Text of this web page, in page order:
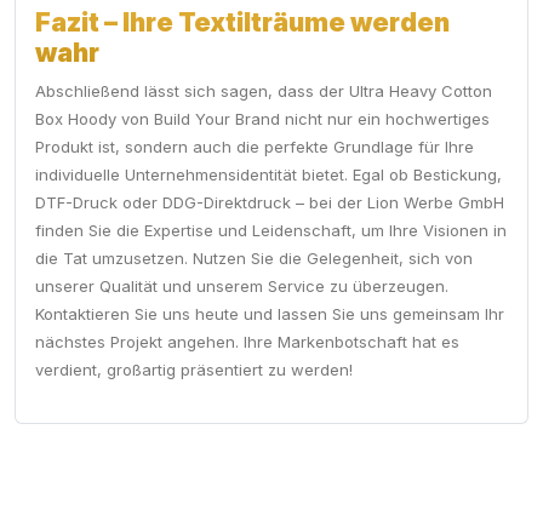
Fazit – Ihre Textilträume werden
wahr
Abschließend lässt sich sagen, dass der Ultra Heavy Cotton
Box Hoody von Build Your Brand nicht nur ein hochwertiges
Produkt ist, sondern auch die perfekte Grundlage für Ihre
individuelle Unternehmensidentität bietet. Egal ob Bestickung,
DTF-Druck oder DDG-Direktdruck – bei der Lion Werbe GmbH
finden Sie die Expertise und Leidenschaft, um Ihre Visionen in
die Tat umzusetzen. Nutzen Sie die Gelegenheit, sich von
unserer Qualität und unserem Service zu überzeugen.
Kontaktieren Sie uns heute und lassen Sie uns gemeinsam Ihr
nächstes Projekt angehen. Ihre Markenbotschaft hat es
verdient, großartig präsentiert zu werden!